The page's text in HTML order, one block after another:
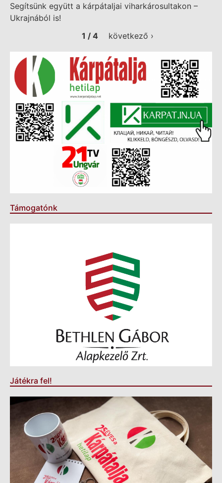
Segítsünk együtt a kárpátaljai viharkárosultakon –
Ukrajnából is!
1 / 4
következő ›
Támogatónk
Játékra fel!